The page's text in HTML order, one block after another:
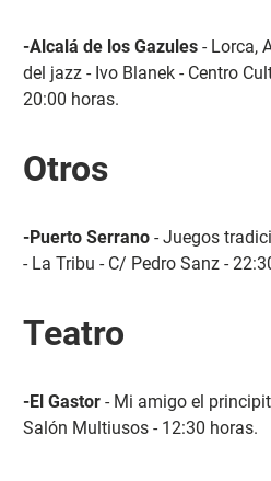
-Alcalá de los Gazules- Lorca,
del jazz - Ivo Blanek - Centro
20:00 horas.
Otros
-Puerto Serrano- Juegos
- La Tribu - C/ Pedro Sanz -
Teatro
-El Gastor- Mi amigo el
Salón Multiusos - 12:30 horas.